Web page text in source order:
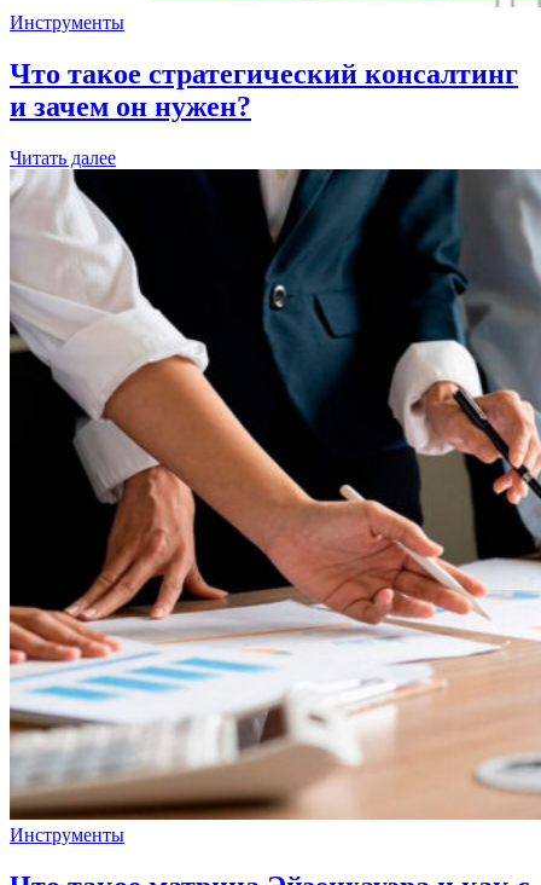
Инструменты
Что такое стратегический консалтинг
и зачем он нужен?
Читать далее
Инструменты